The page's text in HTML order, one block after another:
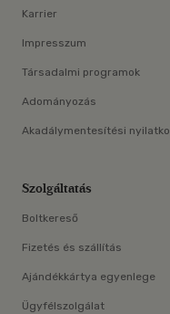
Karrier
Impresszum
Társadalmi programok
Adományozás
Akadálymentesítési
Szolgáltatás
Boltkereső
Fizetés és szállítás
Ajándékkártya egyenlege
Ügyfélszolgálat